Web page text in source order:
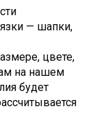
— шапки,
цвете,
на нашем
будет